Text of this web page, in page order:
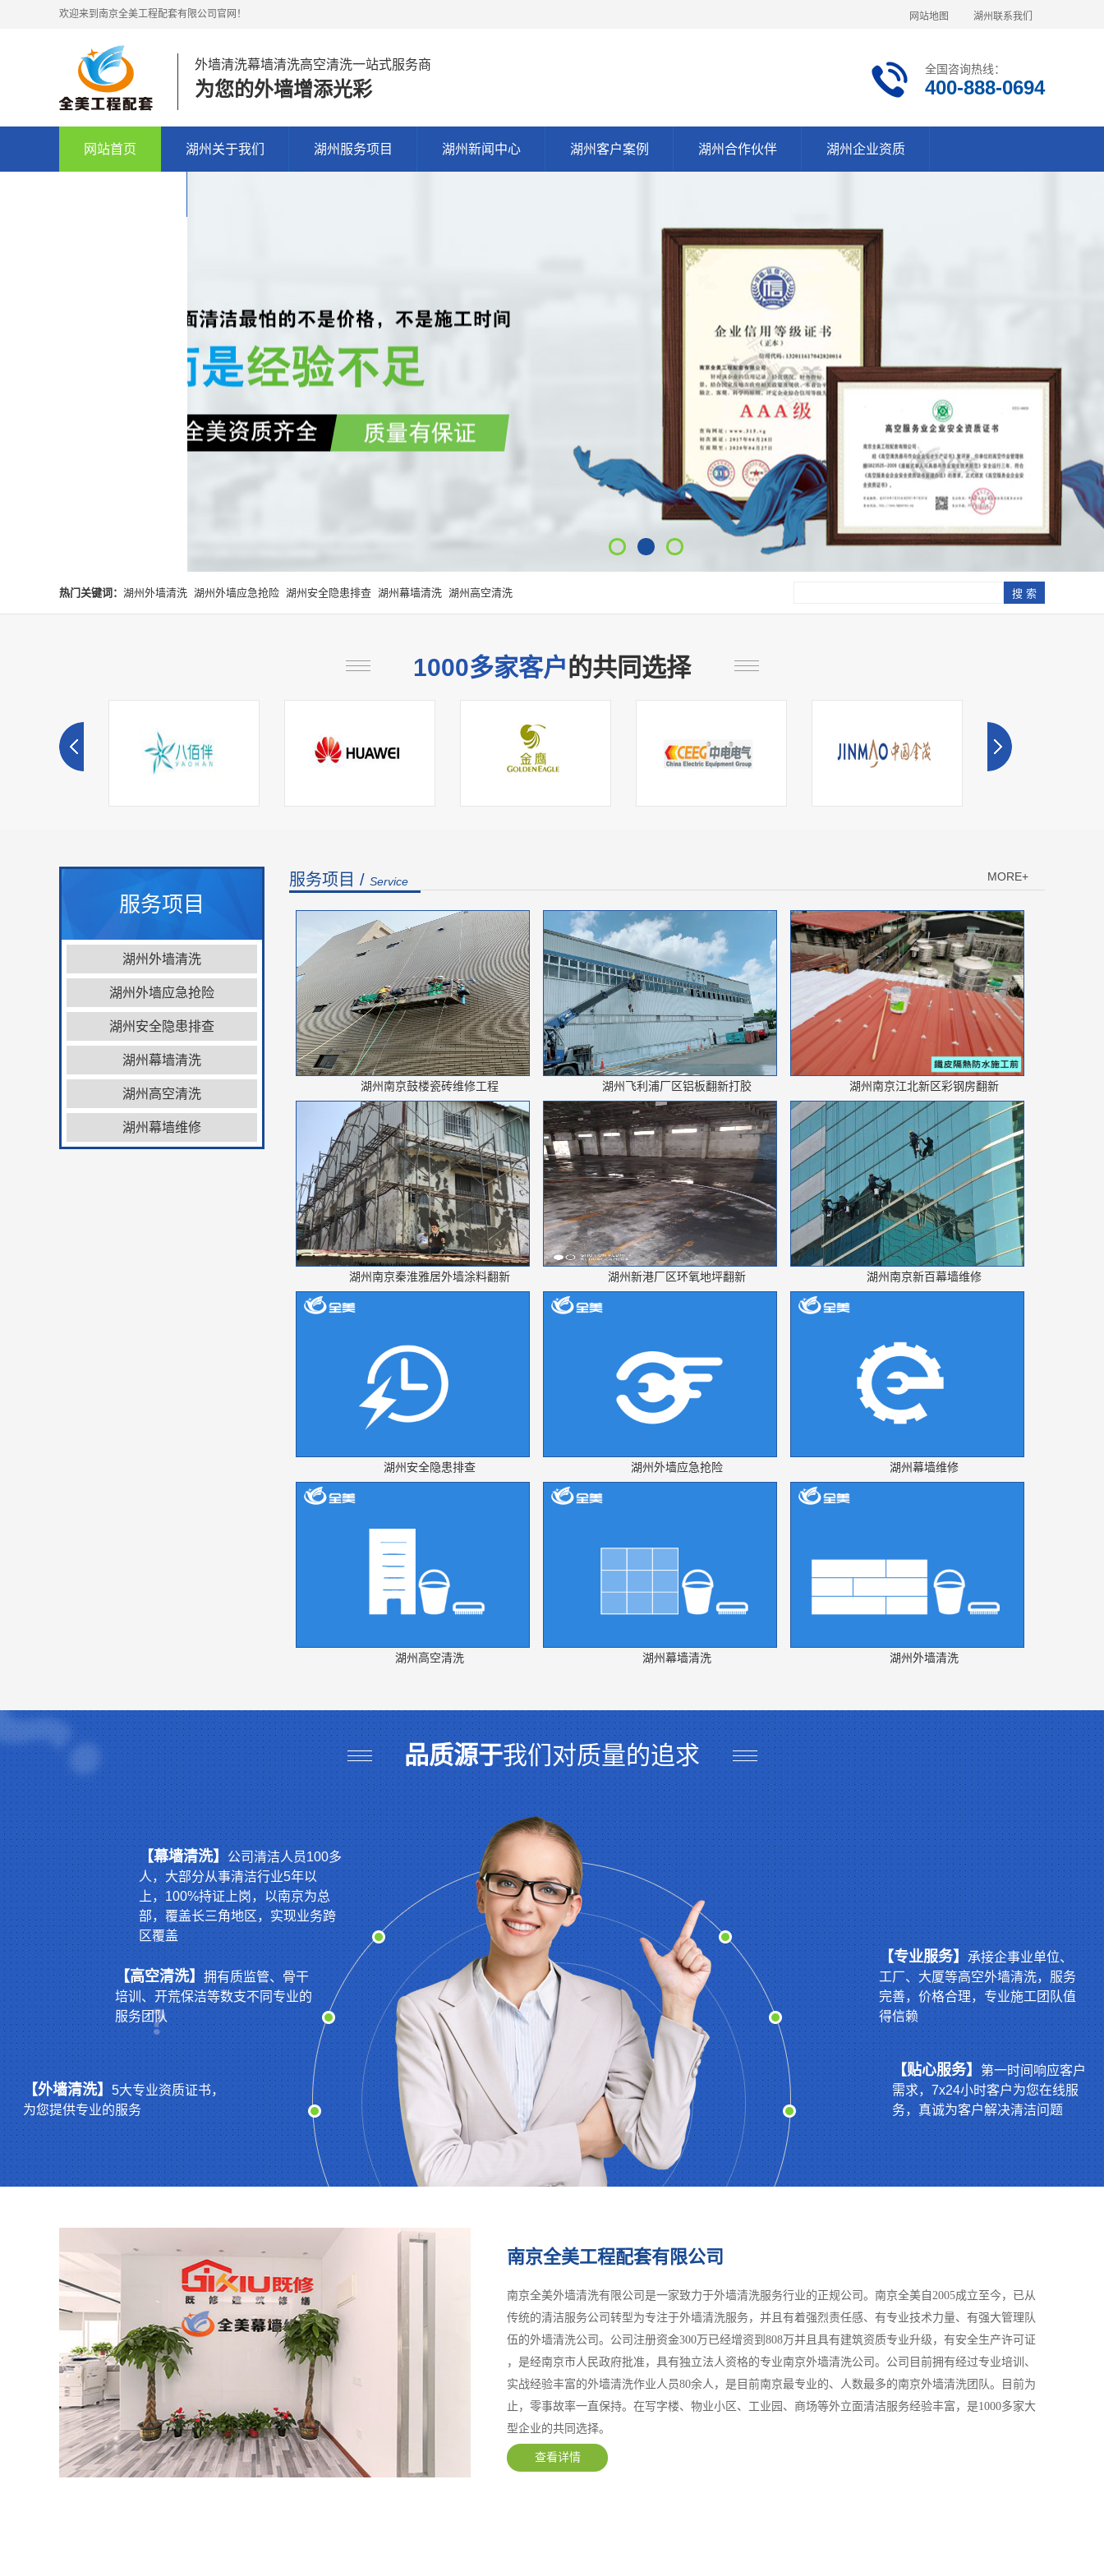
欢迎来到南京全美工程配套有限公司官网！ 网站地图 湖州联系我们
外墙清洗幕墙清洗高空清洗一站式服务商
为您的外墙增添光彩
全国咨询热线：
400-888-0694
网站首页 湖州关于我们 湖州服务项目 湖州新闻中心 湖州客户案例 湖州合作伙伴 湖州企业资质
热门关键词： 湖州外墙清洗 湖州外墙应急抢险 湖州安全隐患排查 湖州幕墙清洗 湖州高空清洗
1000多家客户的共同选择
湖州八佰伴
服务项目
湖州外墙清洗
湖州外墙应急抢险
湖州安全隐患排查
湖州幕墙清洗
湖州高空清洗
湖州幕墙维修
服务项目 / Service MORE+
湖州南京鼓楼瓷砖维修工程 湖州飞利浦厂区铝板翻新打胶 湖州南京江北新区彩钢房翻新
湖州南京秦淮雅居外墙涂料翻新 湖州新港厂区环氧地坪翻新 湖州南京新百幕墙维修
湖州安全隐患排查 湖州外墙应急抢险 湖州幕墙维修
湖州高空清洗 湖州幕墙清洗 湖州外墙清洗
品质源于我们对质量的追求
【外墙清洗】 5大专业资质证书，
为您提供专业的服务
【高空清洗】 拥有质监管、骨干
培训、开荒保洁等数支不同专业的
服务团队
【幕墙清洗】
公司清洁人员100多
人，大部分从事清洁行业5年以
上，100%持证上岗，以南京为总
部，覆盖长三角地区，实现业务跨
区覆盖
【专业服务】承接企事业单位、
工厂、大厦等高空外墙清洗，服务
完善，价格合理，专业施工团队值
得信赖
【贴心服务】
第一时间响应客户
需求，7x24小时客户为您在线服
务，真诚为客户解决清洁问题
南京全美工程配套有限公司
南京全美外墙清洗有限公司是一家致力于外墙清洗服务行业的正规公司。南京全美自2005成立至今，已从
传统的清洁服务公司转型为专注于外墙清洗服务，并且有着强烈责任感、有专业技术力量、有强大管理队
伍的外墙清洗公司。公司注册资金300万已经增资到808万并且具有建筑资质专业升级，有安全生产许可证
，是经南京市人民政府批准，具有独立法人资格的专业南京外墙清洗公司。公司目前拥有经过专业培训、
实战经验丰富的外墙清洗作业人员80余人，是目前南京最专业的、人数最多的南京外墙清洗团队。目前为
止，零事故率一直保持。在写字楼、物业小区、工业园、商场等外立面清洁服务经验丰富，是1000多家大
型企业的共同选择。
查看详情